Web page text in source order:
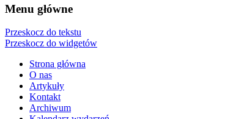
Menu główne
Przeskocz do tekstu
Przeskocz do widgetów
Strona główna
O nas
Artykuły
Kontakt
Archiwum